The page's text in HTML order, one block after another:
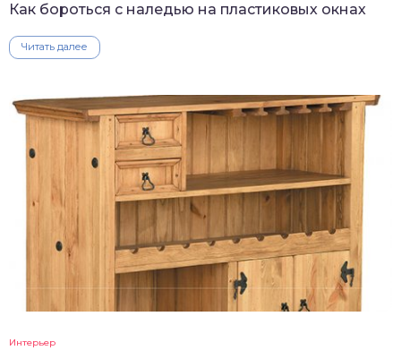
Как бороться с наледью на пластиковых окнах
Читать далее
Интерьер